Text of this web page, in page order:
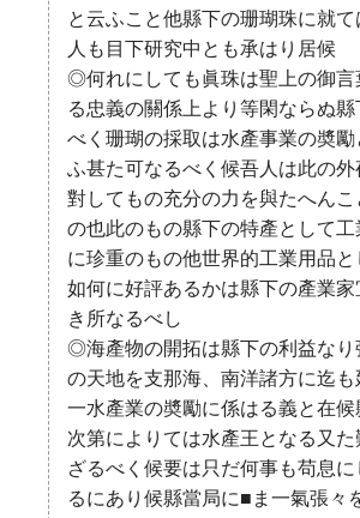
と云ふこと他縣下の珊瑚珠に就
人も目下研究中とも承はり居候
◎何れにしても眞珠は聖上の御
る忠義の關係上より等閑ならぬ
べく珊瑚の採取は水產事業の奬
ふ甚た可なるべく候吾人は此の
對してもの充分の力を與たへん
の也此のもの縣下の特產として
に珍重のもの他世界的工業用品
如何に好評あるかは縣下の產業
き所なるべし
◎海產物の開拓は縣下の利益な
の天地を支那海、南洋諸方に迄
一水產業の奬勵に係はる義と在
次第によりては水產王となる又
ざるべく候要は只だ何事も苟息
るにあり候縣當局に■ま一氣張々